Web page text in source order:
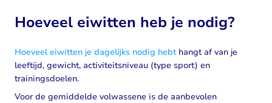
Hoeveel eiwitten heb je nodig?
Hoeveel eiwitten je dagelijks nodig hebthangt af van je
leeftijd, gewicht, activiteitsniveau (type sport) en
trainingsdoelen.
Voor de gemiddelde volwassene is de aanbevolen